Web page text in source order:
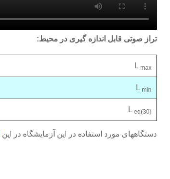
تراز صوتی قابل اندازه گیری در محیط:
L max
L min
L eq(30)
دستگاههای مورد استفاده در این آزمایشگاه در این